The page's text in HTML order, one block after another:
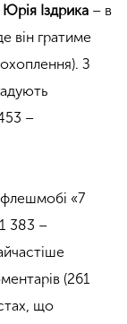
Юрія Іздрика – в
він гратиме
З
–
флешмобі «7
383 –
(261
що